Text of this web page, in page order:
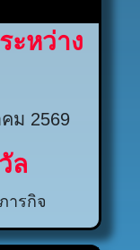
ะหว่าง
ม 2569
ล
ารกิจ